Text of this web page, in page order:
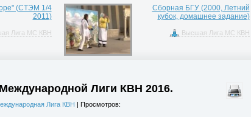
(СТЭМ 1/4
2011)
Лига МС КВН
Сборная БГУ (2000, Летний
кубок, домашнее задание)
Высшая Лига МС КВН
Лиги КВН 2016.
Лига КВН | Просмотров: